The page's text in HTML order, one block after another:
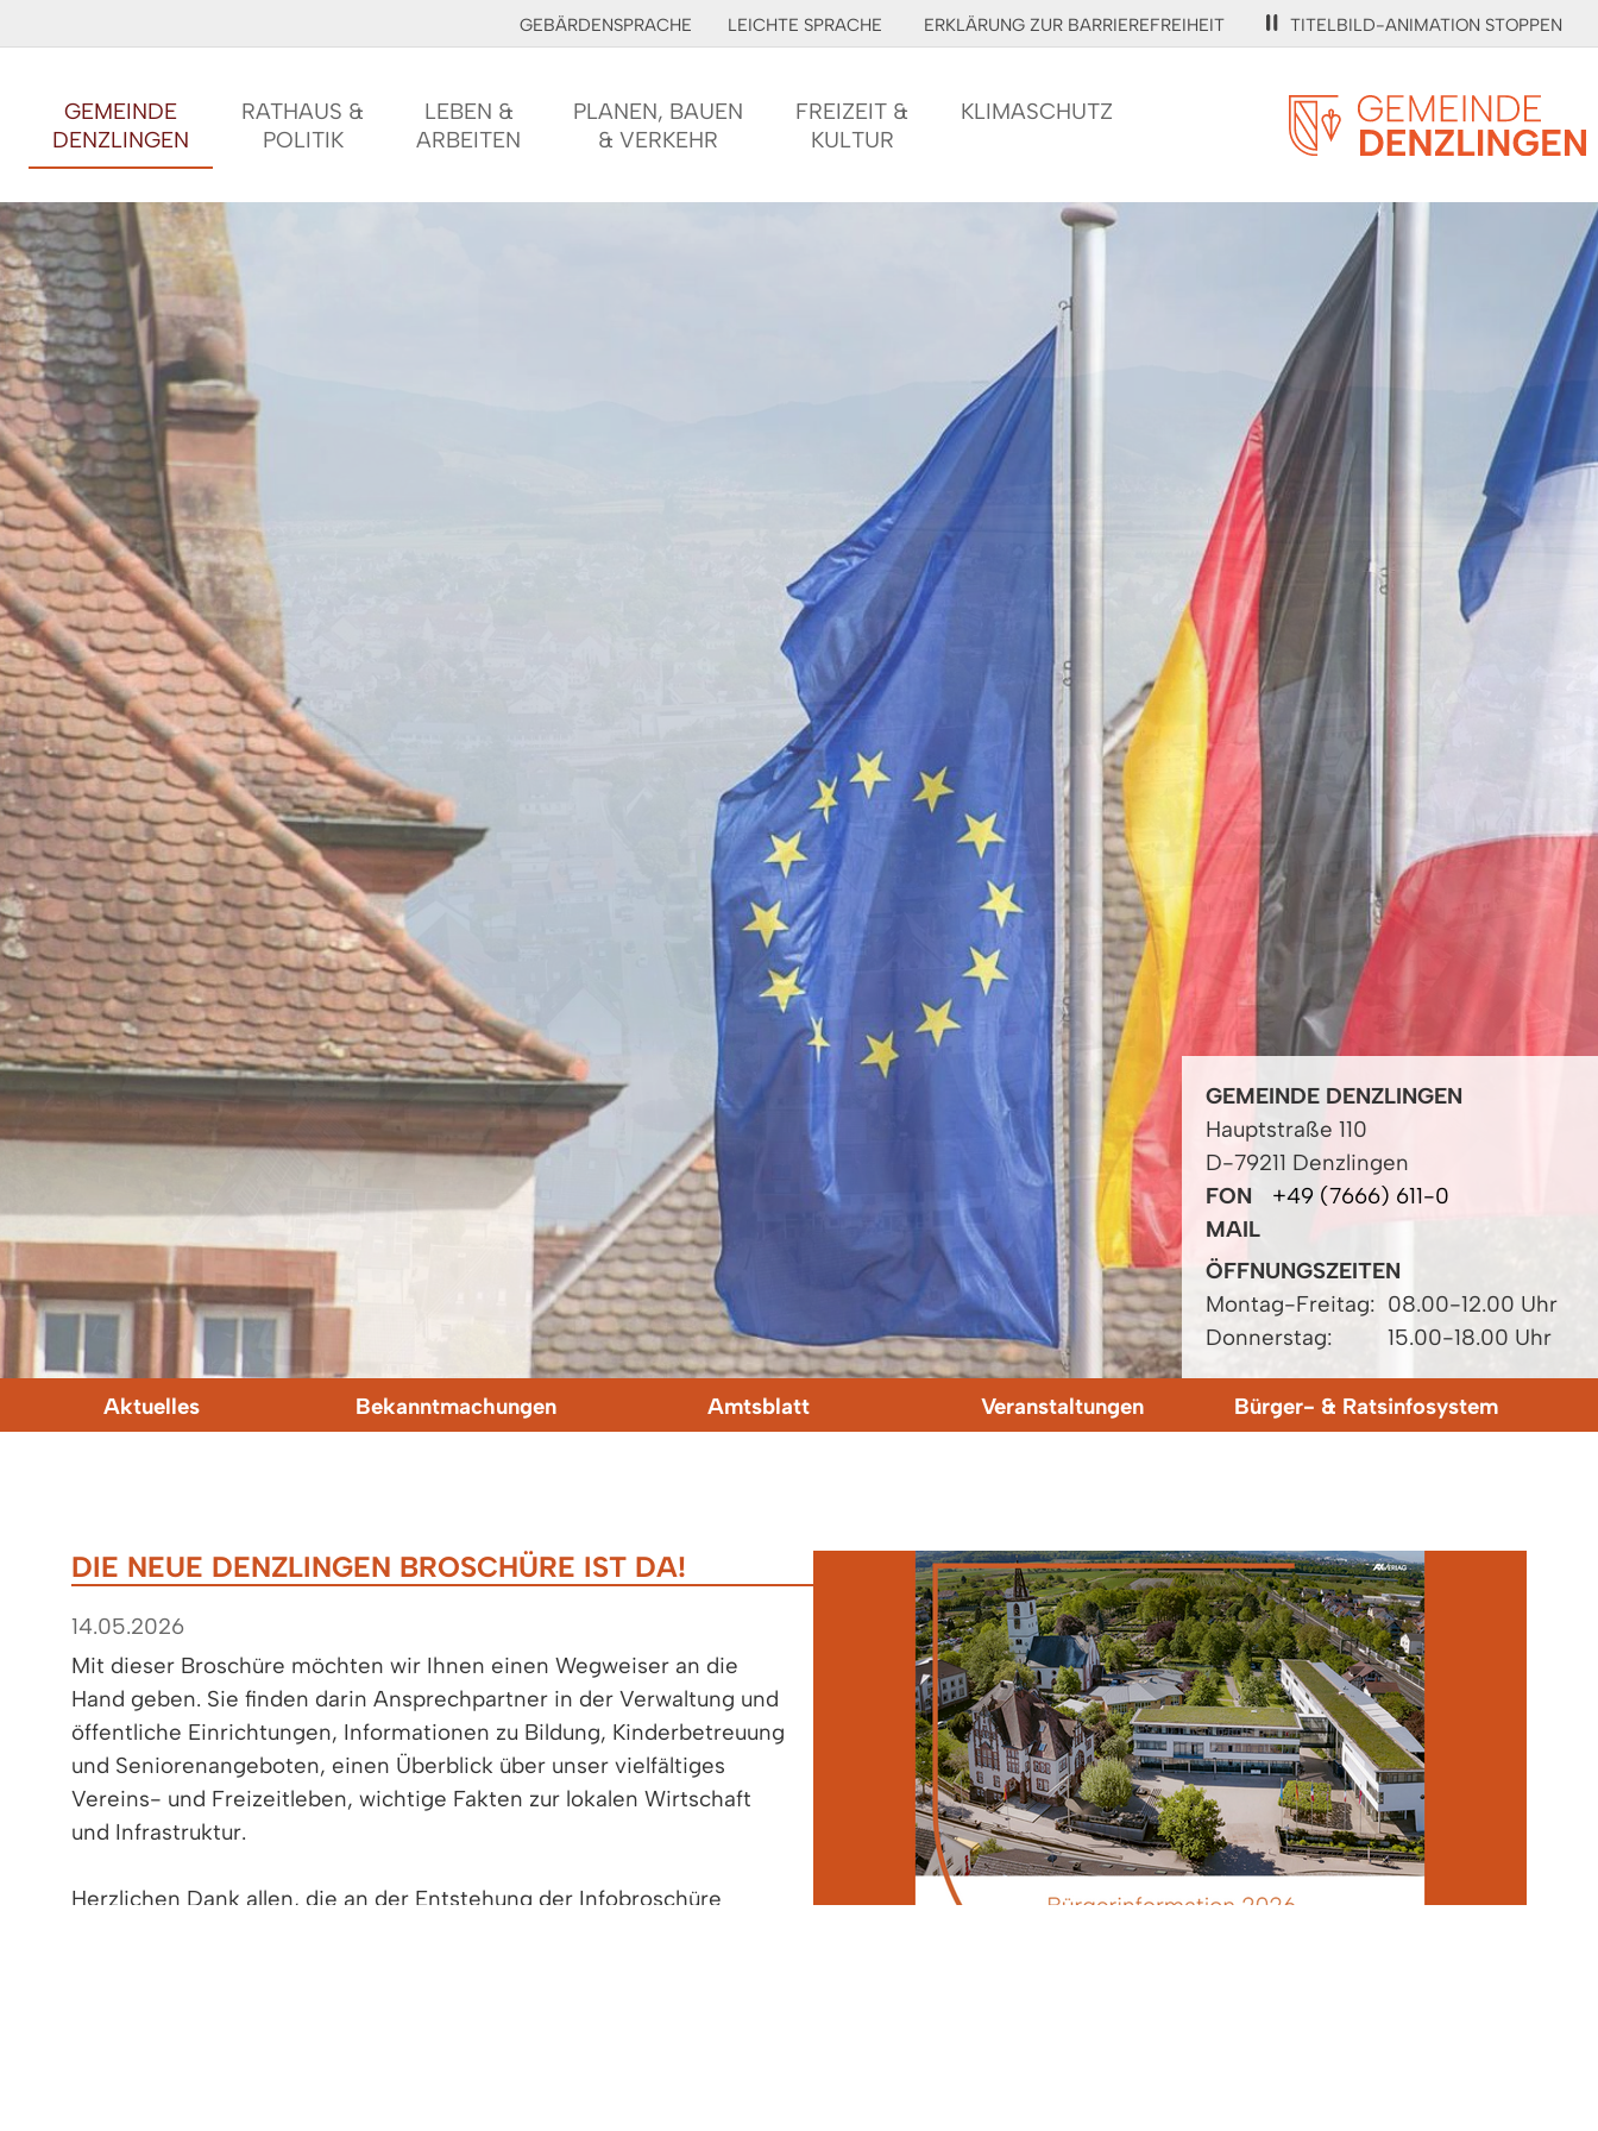
GEBÄRDENSPRACHE LEICHTE SPRACHE ERKLÄRUNG ZUR BARRIEREFREIHEIT TITELBILD-ANIMATION STOPPEN
GEMEINDE
DENZLINGEN
RATHAUS &
POLITIK
LEBEN &
ARBEITEN
PLANEN, BAUEN
& VERKEHR
FREIZEIT &
KULTUR
KLIMASCHUTZ
GEMEINDE DENZLINGEN
Hauptstraße 110
D-79211 Denzlingen
FON
+49 (7666) 611-0
MAIL
ÖFFNUNGSZEITEN
Montag-Freitag: 08.00-12.00 Uhr
Donnerstag:
15.00-18.00 Uhr
Aktuelles Bekanntmachungen Amtsblatt Veranstaltungen Bürger- & Ratsinfosystem
DIE NEUE DENZLINGEN BROSCHÜRE IST DA!
14.05.2026
Mit dieser Broschüre möchten wir Ihnen einen Wegweiser an die
Hand geben. Sie finden darin Ansprechpartner in der Verwaltung und
öffentliche Einrichtungen, Informationen zu Bildung, Kinderbetreuung
und Seniorenangeboten, einen Überblick über unser vielfältiges
Vereins- und Freizeitleben, wichtige Fakten zur lokalen Wirtschaft
und Infrastruktur.
Herzlichen Dank allen, die an der Entstehung der Infobroschüre